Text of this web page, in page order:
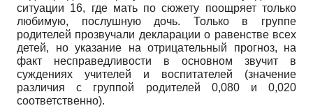
ситуации 16, где мать по сюжету поощряет только
любимую, послушную дочь. Только в группе
родителей прозвучали декларации о равенстве всех
детей, но указание на отрицательный прогноз, на
факт несправедливости в основном звучит в
суждениях учителей и воспитателей (значение
различия с группой родителей 0,080 и 0,020
соответственно).